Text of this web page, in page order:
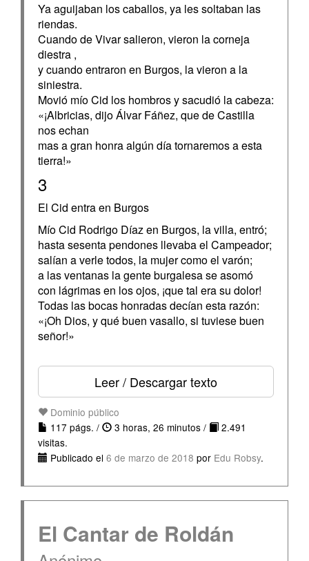
Ya aguijaban los caballos, ya les soltaban las
riendas.
Cuando de Vivar salieron, vieron la corneja
diestra ,
y cuando entraron en Burgos, la vieron a la
siniestra.
Movió mío Cid los hombros y sacudió la cabeza:
«¡Albricias, dijo Álvar Fáñez, que de Castilla
nos echan
mas a gran honra algún día tornaremos a esta
tierra!»
3
El Cid entra en Burgos
Mío Cid Rodrigo Díaz en Burgos, la villa, entró;
hasta sesenta pendones llevaba el Campeador;
salían a verle todos, la mujer como el varón;
a las ventanas la gente burgalesa se asomó
con lágrimas en los ojos, ¡que tal era su dolor!
Todas las bocas honradas decían esta razón:
«¡Oh Dios, y qué buen vasallo, si tuviese buen
señor!»
Leer / Descargar texto
Dominio público
117 págs. /
3 horas, 26 minutos /
2.491
visitas.
Publicado el 6 de marzo de 2018 por Edu Robsy.
El Cantar de Roldán